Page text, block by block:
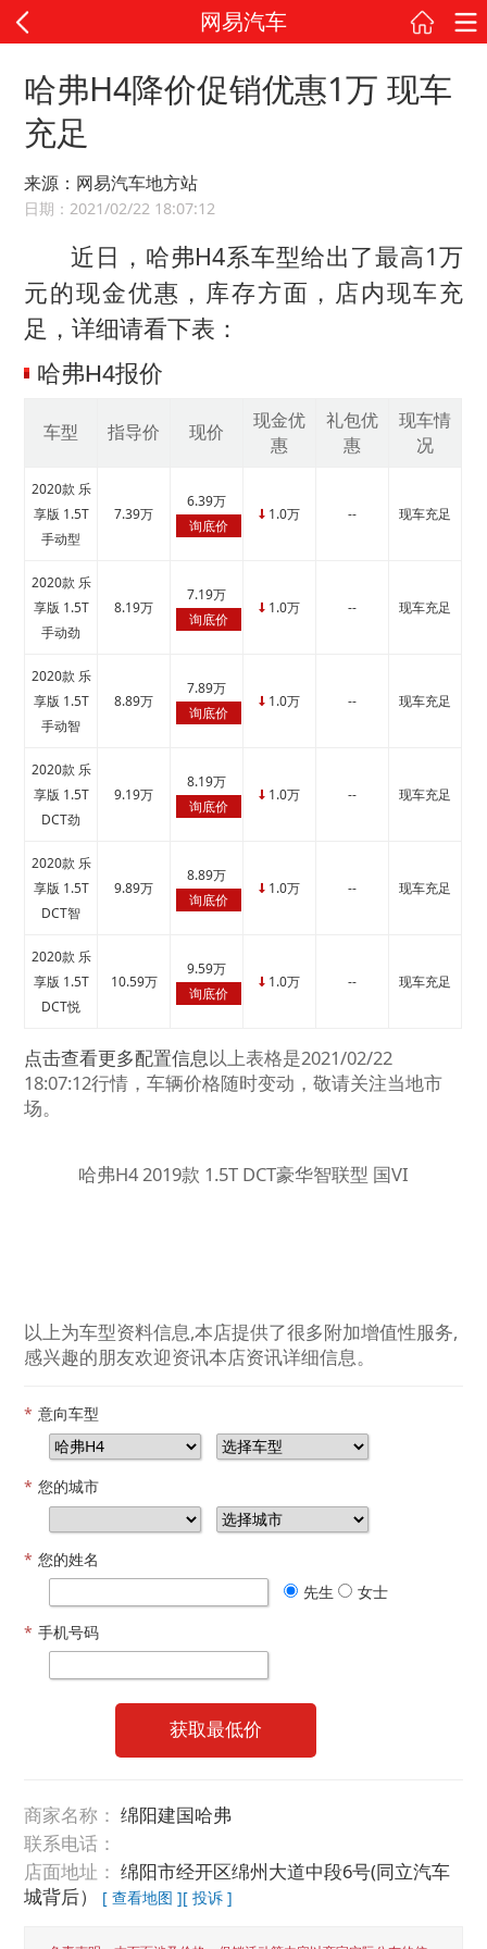
网易汽车
哈弗H4降价促销优惠1万 现车
充足
来源：网易汽车地方站
日期：2021/02/22 18:07:12
近日，哈弗H4系车型给出了最高1万
元的现金优惠，库存方面，店内现车充
足，详细请看下表：
哈弗H4报价
车型 指导价 现价
现金优
惠
礼包优
惠
现车情
况
2020款 乐
享版 1.5T
手动型
7.39万
6.39万
询底价
↓ 1.0万 -- 现车充足
2020款 乐
享版 1.5T
手动劲
8.19万
7.19万
询底价
↓ 1.0万 -- 现车充足
2020款 乐
享版 1.5T
手动智
8.89万
7.89万
询底价
↓ 1.0万 -- 现车充足
2020款 乐
享版 1.5T
DCT劲
9.19万
8.19万
询底价
↓ 1.0万 -- 现车充足
2020款 乐
享版 1.5T
DCT智
9.89万
8.89万
询底价
↓ 1.0万 -- 现车充足
2020款 乐
享版 1.5T
DCT悦
10.59万
9.59万
询底价
↓ 1.0万 -- 现车充足
点击查看更多配置信息以上表格是2021/02/22
18:07:12行情，车辆价格随时变动，敬请关注当地市
场。
哈弗H4 2019款 1.5T DCT豪华智联型 国VI
以上为车型资料信息,本店提供了很多附加增值性服务,
感兴趣的朋友欢迎资讯本店资讯详细信息。
* 意向车型
* 您的城市
* 您的姓名
先生
女士
* 手机号码
获取最低价
商家名称： 绵阳建国哈弗
联系电话：
店面地址： 绵阳市经开区绵州大道中段6号(同立汽车
城背后）
[ 查看地图 ][ 投诉 ]